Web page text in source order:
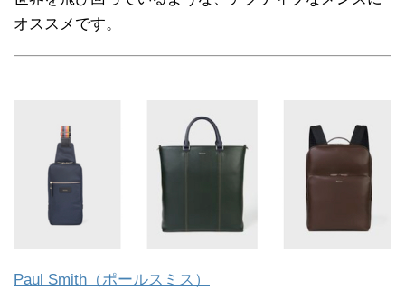
オススメです。
Paul Smith（ポールスミス）